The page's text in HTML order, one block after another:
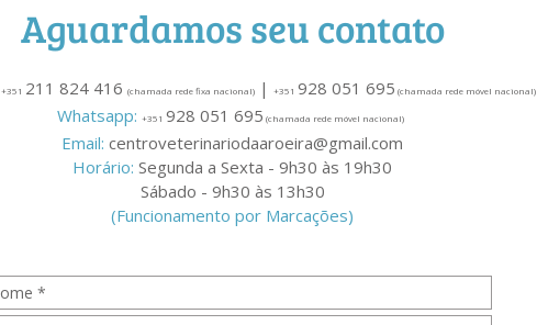
Aguardamos seu contato
+351 211 824 416 (chamada rede fixa nacional)| +351 928 051 695 (chamada rede móvel nacional)
Whatsapp: +351 928 051 695 (chamada rede móvel nacional)
Email: centroveterinariodaaroeira@gmail.com
Horário: Segunda a Sexta - 9h30 às 19h30
Sábado - 9h30 às 13h30
(Funcionamento por Marcações)